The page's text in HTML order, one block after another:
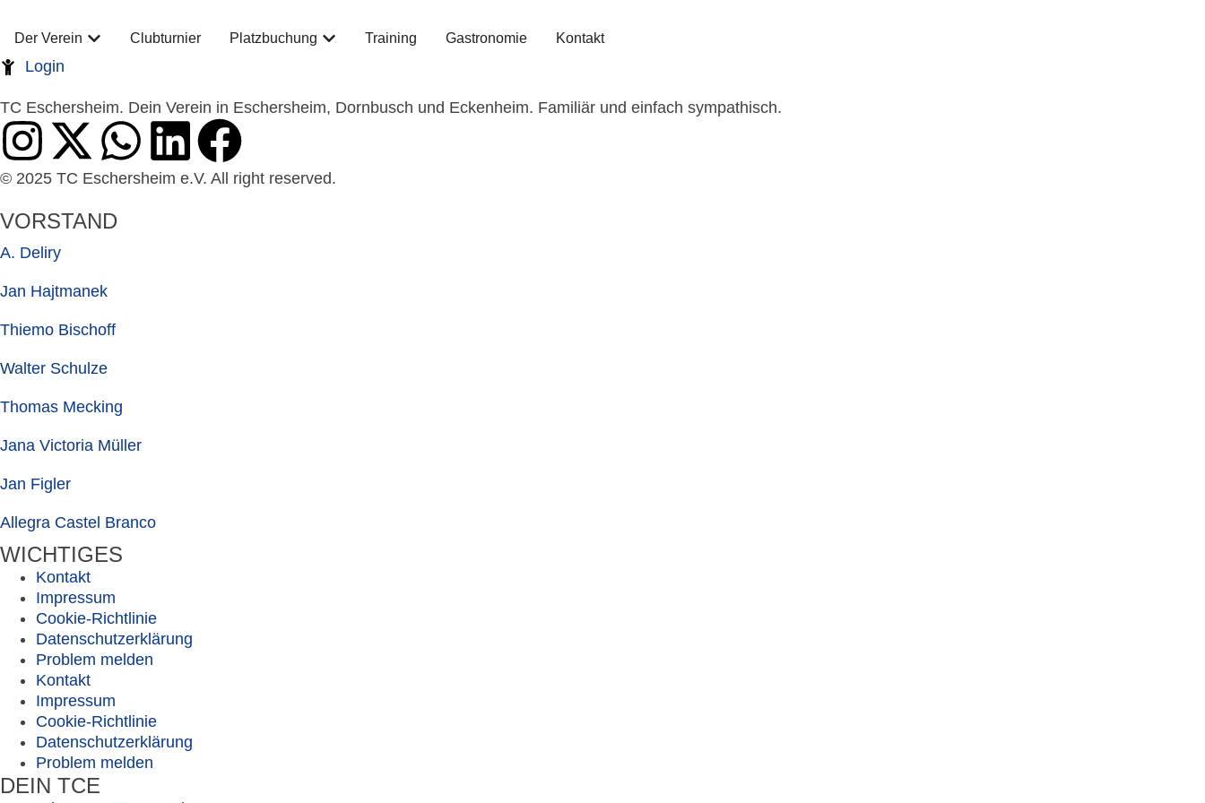
Der Verein Clubturnier Platzbuchung Training Gastronomie Kontakt
Login
TC Eschersheim. Dein Verein in Eschersheim, Dornbusch und Eckenheim. Familiär und einfach sympathisch.
© 2025 TC Eschersheim e.V. All right reserved.
VORSTAND
A. Deliry
Jan Hajtmanek
Thiemo Bischoff
Walter Schulze
Thomas Mecking
Jana Victoria Müller
Jan Figler
Allegra Castel Branco
WICHTIGES
Kontakt
Impressum
Cookie-Richtlinie
Datenschutzerklärung
Problem melden
Kontakt
Impressum
Cookie-Richtlinie
Datenschutzerklärung
Problem melden
DEIN TCE